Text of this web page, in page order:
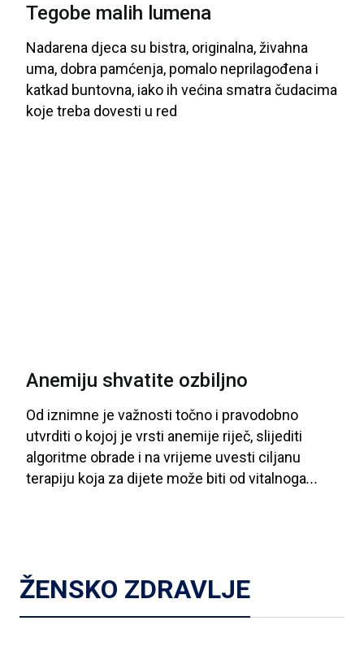
Tegobe malih lumena
Nadarena djeca su bistra, originalna, živahna
uma, dobra pamćenja, pomalo neprilagođena i
katkad buntovna, iako ih većina smatra čudacima
koje treba dovesti u red
Anemiju shvatite ozbiljno
Od iznimne je važnosti točno i pravodobno
utvrditi o kojoj je vrsti anemije riječ, slijediti
algoritme obrade i na vrijeme uvesti ciljanu
terapiju koja za dijete može biti od vitalnoga...
ŽENSKO ZDRAVLJE